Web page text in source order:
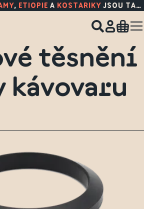
, ETIOPIE A KOSTARIKY JSOU TADY!
těsnění
kávovaru